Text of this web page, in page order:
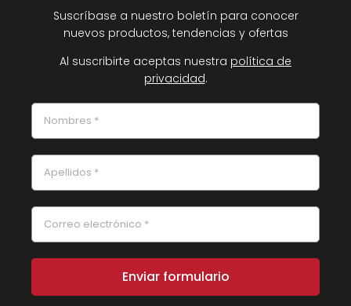
Suscríbase a nuestro boletín para conocer
nuevos productos, tendencias y ofertas
Al suscribirte aceptas nuestra política de
privacidad.